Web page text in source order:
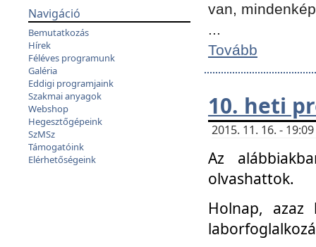
Navigáció
Bemutatkozás
Hírek
Féléves programunk
Galéria
Eddigi programjaink
Szakmai anyagok
Webshop
Hegesztőgépeink
SzMSz
Támogatóink
Elérhetőségeink
van,
...
Tovább
10. heti
2015. 11. 16. -
Az
olvashattok.
Holnap, azaz